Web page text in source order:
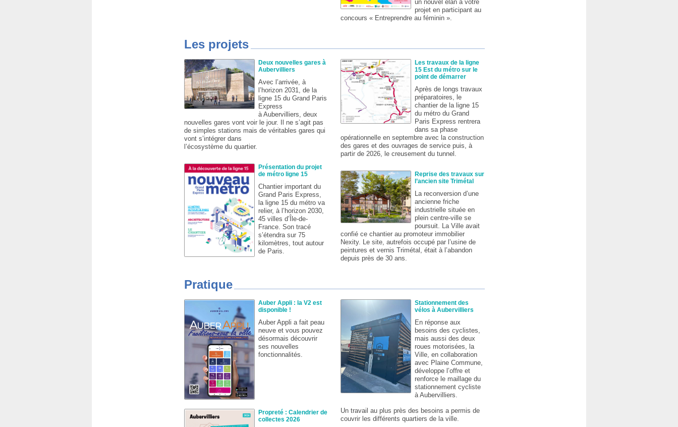
un nouvel élan à votre
projet en participant au
concours « Entreprendre au féminin ».
Les projets
Deux nouvelles gares à
Aubervilliers
Avec l’arrivée, à
l’horizon 2031, de la
ligne 15 du Grand Paris
Express
à Aubervilliers, deux
nouvelles gares vont voir le jour. Il ne s’agit pas
de simples stations mais de véritables gares qui
vont s’intégrer dans
l’écosystème du quartier.
Présentation du projet
de métro ligne 15
Chantier important du
Grand Paris Express,
la ligne 15 du métro va
relier, à l’horizon 2030,
45 villes d’Île-de-
France. Son tracé
s’étendra sur 75
kilomètres, tout autour
de Paris.
Les travaux de la ligne
15 Est du métro sur le
point de démarrer
Après de longs travaux
préparatoires, le
chantier de la ligne 15
du métro du Grand
Paris Express rentrera
dans sa phase
opérationnelle en septembre avec la construction
des gares et des ouvrages de service puis, à
partir de 2026, le creusement du tunnel.
Reprise des travaux sur
l’ancien site Trimétal
La reconversion d’une
ancienne friche
industrielle située en
plein centre-ville se
poursuit. La Ville avait
confié ce chantier au promoteur immobilier
Nexity. Le site, autrefois occupé par l’usine de
peintures et vernis Trimétal, était à l’abandon
depuis près de 30 ans.
Pratique
Auber Appli : la V2 est
disponible !
Auber Appli a fait peau
neuve et vous pouvez
désormais découvrir
ses nouvelles
fonctionnalités.
Propreté : Calendrier de
collectes 2026
Stationnement des
vélos à Aubervilliers
En réponse aux
besoins des cyclistes,
mais aussi des deux
roues motorisées, la
Ville, en collaboration
avec Plaine Commune,
développe l’offre et
renforce le maillage du
stationnement cycliste
à Aubervilliers.
Un travail au plus près des besoins a permis de
couvrir les différents quartiers de la ville.